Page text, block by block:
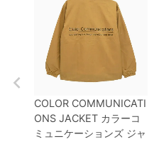
COLOR COMMUNICATI
ONS JACKET カラーコ
ミュニケーションズ ジャ